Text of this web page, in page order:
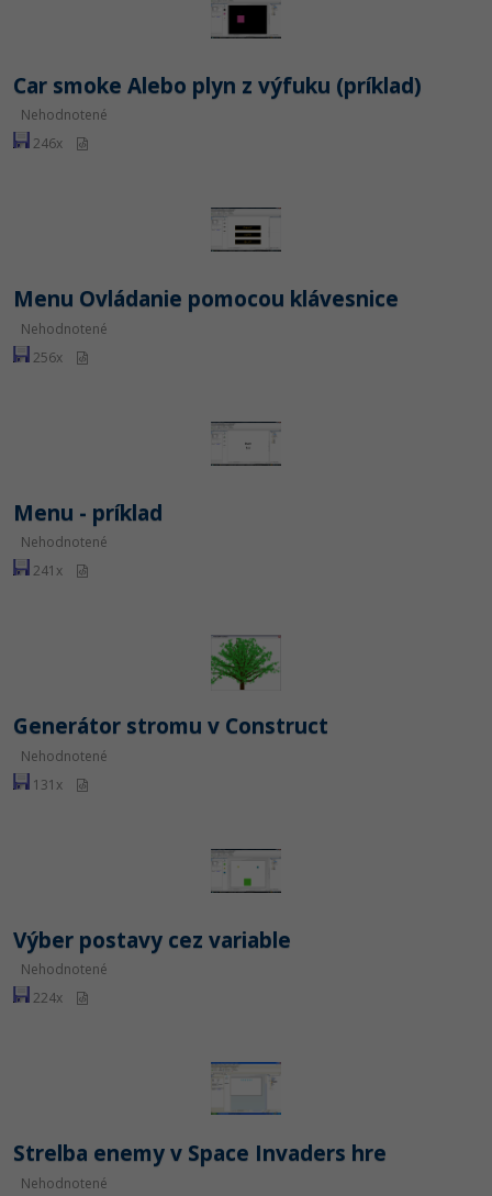
Car smoke Alebo plyn z výfuku (príklad)
Nehodnotené
246x
Menu Ovládanie pomocou klávesnice
Nehodnotené
256x
Menu - príklad
Nehodnotené
241x
Generátor stromu v Construct
Nehodnotené
131x
Výber postavy cez variable
Nehodnotené
224x
Strelba enemy v Space Invaders hre
Nehodnotené